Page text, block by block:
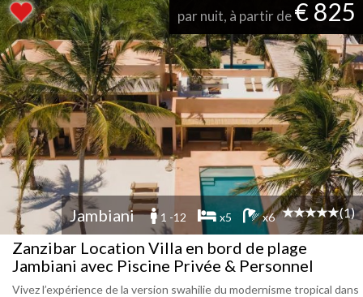
par nuit, à partir de€ 825
Jambiani 1 -12 x5 x6 (1)
Zanzibar Location Villa en bord de plage
Jambiani avec Piscine Privée & Personnel
Vivez l’expérience de la version swahilie du modernisme tropical dans